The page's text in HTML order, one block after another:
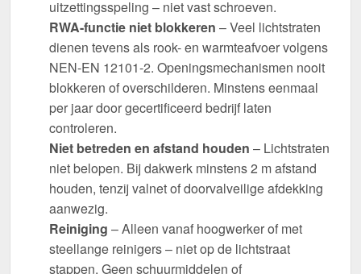
uitzettingsspeling – niet vast schroeven.
RWA-functie niet blokkeren – Veel lichtstraten
dienen tevens als rook- en warmteafvoer volgens
NEN-EN 12101-2. Openingsmechanismen nooit
blokkeren of overschilderen. Minstens eenmaal
per jaar door gecertificeerd bedrijf laten
controleren.
Niet betreden en afstand houden – Lichtstraten
niet belopen. Bij dakwerk minstens 2 m afstand
houden, tenzij valnet of doorvalveilige afdekking
aanwezig.
Reiniging – Alleen vanaf hoogwerker of met
steellange reinigers – niet op de lichtstraat
stappen. Geen schuurmiddelen of